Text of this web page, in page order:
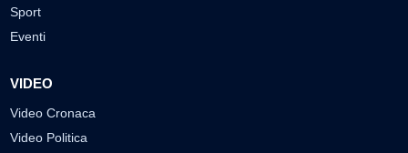
Sport
Eventi
VIDEO
Video Cronaca
Video Politica